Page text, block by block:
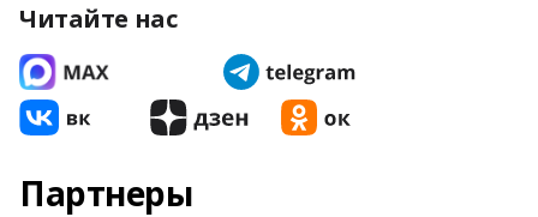
Читайте нас
Партнеры